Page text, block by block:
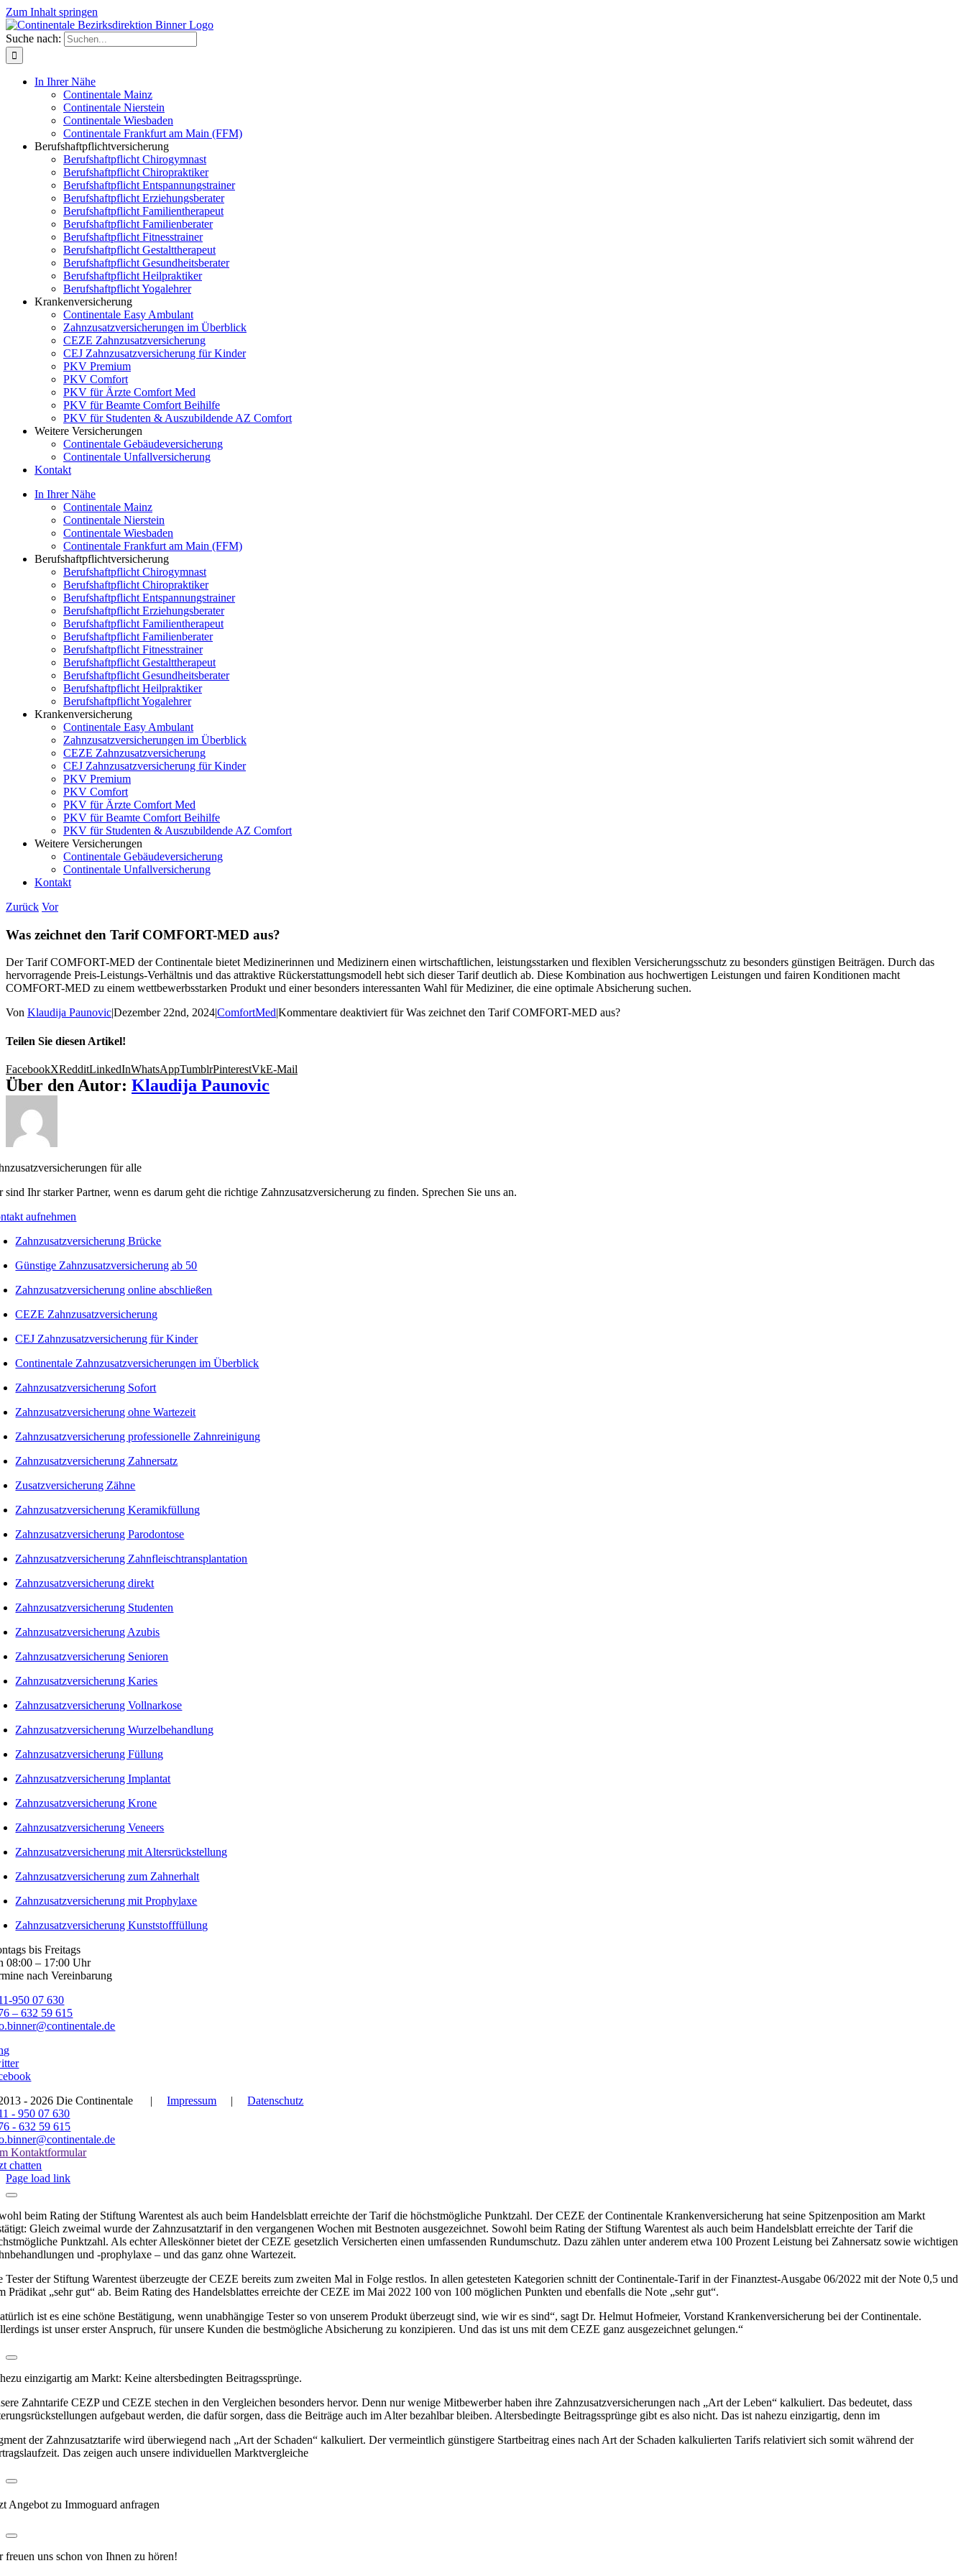
Zum Inhalt springen
Suche nach:
In Ihrer Nähe
Continentale Mainz
Continentale Nierstein
Continentale Wiesbaden
Continentale Frankfurt am Main (FFM)
Berufshaftpflichtversicherung
Berufshaftpflicht Chirogymnast
Berufshaftpflicht Chiropraktiker
Berufshaftpflicht Entspannungstrainer
Berufshaftpflicht Erziehungsberater
Berufshaftpflicht Familientherapeut
Berufshaftpflicht Familienberater
Berufshaftpflicht Fitnesstrainer
Berufshaftpflicht Gestalttherapeut
Berufshaftpflicht Gesundheitsberater
Berufshaftpflicht Heilpraktiker
Berufshaftpflicht Yogalehrer
Krankenversicherung
Continentale Easy Ambulant
Zahnzusatzversicherungen im Überblick
CEZE Zahnzusatzversicherung
CEJ Zahnzusatzversicherung für Kinder
PKV Premium
PKV Comfort
PKV für Ärzte Comfort Med
PKV für Beamte Comfort Beihilfe
PKV für Studenten & Auszubildende AZ Comfort
Weitere Versicherungen
Continentale Gebäudeversicherung
Continentale Unfallversicherung
Kontakt
In Ihrer Nähe
Continentale Mainz
Continentale Nierstein
Continentale Wiesbaden
Continentale Frankfurt am Main (FFM)
Berufshaftpflichtversicherung
Berufshaftpflicht Chirogymnast
Berufshaftpflicht Chiropraktiker
Berufshaftpflicht Entspannungstrainer
Berufshaftpflicht Erziehungsberater
Berufshaftpflicht Familientherapeut
Berufshaftpflicht Familienberater
Berufshaftpflicht Fitnesstrainer
Berufshaftpflicht Gestalttherapeut
Berufshaftpflicht Gesundheitsberater
Berufshaftpflicht Heilpraktiker
Berufshaftpflicht Yogalehrer
Krankenversicherung
Continentale Easy Ambulant
Zahnzusatzversicherungen im Überblick
CEZE Zahnzusatzversicherung
CEJ Zahnzusatzversicherung für Kinder
PKV Premium
PKV Comfort
PKV für Ärzte Comfort Med
PKV für Beamte Comfort Beihilfe
PKV für Studenten & Auszubildende AZ Comfort
Weitere Versicherungen
Continentale Gebäudeversicherung
Continentale Unfallversicherung
Kontakt
Zurück Vor
Was zeichnet den Tarif COMFORT-MED aus?
Der Tarif COMFORT-MED der Continentale bietet Medizinerinnen und Medizinern einen wirtschaftlichen, leistungsstarken und flexiblen Versicherungsschutz zu besonders günstigen Beiträgen. Durch das
hervorragende Preis-Leistungs-Verhältnis und das attraktive Rückerstattungsmodell hebt sich dieser Tarif deutlich ab. Diese Kombination aus hochwertigen Leistungen und fairen Konditionen macht
COMFORT-MED zu einem wettbewerbsstarken Produkt und einer besonders interessanten Wahl für Mediziner, die eine optimale Absicherung suchen.
Von Klaudija Paunovic|Dezember 22nd, 2024|ComfortMed|Kommentare deaktiviertfür Was zeichnet den Tarif COMFORT-MED aus?
Teilen Sie diesen Artikel!
FacebookXRedditLinkedInWhatsAppTumblrPinterestVkE-Mail
Über den Autor: Klaudija Paunovic
für alle
sind Ihr starker Partner, wenn es darum geht die richtige Zahnzusatzversicherung zu finden. Sprechen Sie uns an.
aufnehmen
Zahnzusatzversicherung Brücke
Günstige Zahnzusatzversicherung ab 50
Zahnzusatzversicherung online abschließen
CEZE Zahnzusatzversicherung
CEJ Zahnzusatzversicherung für Kinder
Continentale Zahnzusatzversicherungen im Überblick
Zahnzusatzversicherung Sofort
Zahnzusatzversicherung ohne Wartezeit
Zahnzusatzversicherung professionelle Zahnreinigung
Zahnzusatzversicherung Zahnersatz
Zusatzversicherung Zähne
Zahnzusatzversicherung Keramikfüllung
Zahnzusatzversicherung Parodontose
Zahnzusatzversicherung Zahnfleischtransplantation
Zahnzusatzversicherung direkt
Zahnzusatzversicherung Studenten
Zahnzusatzversicherung Azubis
Zahnzusatzversicherung Senioren
Zahnzusatzversicherung Karies
Zahnzusatzversicherung Vollnarkose
Zahnzusatzversicherung Wurzelbehandlung
Zahnzusatzversicherung Füllung
Zahnzusatzversicherung Implantat
Zahnzusatzversicherung Krone
Zahnzusatzversicherung Veneers
Zahnzusatzversicherung mit Altersrückstellung
Zahnzusatzversicherung zum Zahnerhalt
Zahnzusatzversicherung mit Prophylaxe
Zahnzusatzversicherung Kunststofffüllung
bis Freitags
08:00 – 17:00 Uhr
nach Vereinbarung
950 07 630
– 632 59 615
- 2026 Die Continentale
| Impressum |
Datenschutz
- 950 07 630
- 632 59 615
Kontaktformular
chatten
Page load link
beim Rating der Stiftung Warentest als auch beim Handelsblatt erreichte der Tarif die höchstmögliche Punktzahl. Der CEZE der Continentale Krankenversicherung hat seine Spitzenposition am Markt
Gleich zweimal wurde der Zahnzusatztarif in den vergangenen Wochen mit Bestnoten ausgezeichnet. Sowohl beim Rating der Stiftung Warentest als auch beim Handelsblatt erreichte der Tarif die
Punktzahl. Als echter Alleskönner bietet der CEZE gesetzlich Versicherten einen umfassenden Rundumschutz. Dazu zählen unter anderem etwa 100 Prozent Leistung bei Zahnersatz sowie wichtigen
und -prophylaxe – und das ganz ohne Wartezeit.
Tester der Stiftung Warentest überzeugte der CEZE bereits zum zweiten Mal in Folge restlos. In allen getesteten Kategorien schnitt der Continentale-Tarif in der Finanztest-Ausgabe 06/2022 mit der Note 0,5 und
Prädikat „sehr gut“ ab. Beim Rating des Handelsblattes erreichte der CEZE im Mai 2022 100 von 100 möglichen Punkten und ebenfalls die Note „sehr gut“.
ist es eine schöne Bestätigung, wenn unabhängige Tester so von unserem Produkt überzeugt sind, wie wir es sind“, sagt Dr. Helmut Hofmeier, Vorstand Krankenversicherung bei der Continentale.
ist unser erster Anspruch, für unsere Kunden die bestmögliche Absicherung zu konzipieren. Und das ist uns mit dem CEZE ganz ausgezeichnet gelungen.“
einzigartig am Markt: Keine altersbedingten Beitragssprünge.
Zahntarife CEZP und CEZE stechen in den Vergleichen besonders hervor. Denn nur wenige Mitbewerber haben ihre Zahnzusatzversicherungen nach „Art der Leben“ kalkuliert. Das bedeutet, dass
aufgebaut werden, die dafür sorgen, dass die Beiträge auch im Alter bezahlbar bleiben. Altersbedingte Beitragssprünge gibt es also nicht. Das ist nahezu einzigartig, denn im
der Zahnzusatztarife wird überwiegend nach „Art der Schaden“ kalkuliert. Der vermeintlich günstigere Startbeitrag eines nach Art der Schaden kalkulierten Tarifs relativiert sich somit während der
Das zeigen auch unsere individuellen Marktvergleiche
Angebot zu Immoguard anfragen
freuen uns schonvon Ihnen zu hören!